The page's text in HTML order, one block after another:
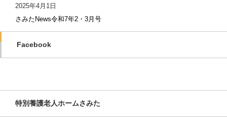
2025年4月1日
さみたNews令和7年2・3月号
Facebook
特別養護老人ホームさみた